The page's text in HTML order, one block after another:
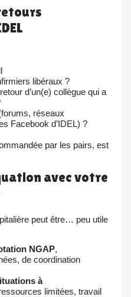
libéraux ?
d’un(e) collègue qui a
réseaux
Facebook d’IDEL) ?
NGAP,
de coordination
à
limitées, travail